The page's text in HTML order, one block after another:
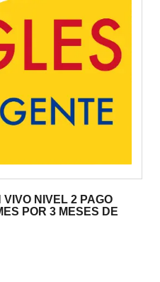
VIVO NIVEL 2 PAGO
POR 3 MESES DE